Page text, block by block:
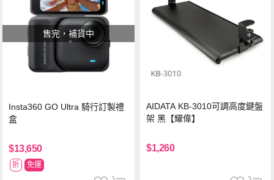
售完，補貨中
Insta360 GO Ultra 騎行訂製禮
盒
$13,650
折 免運
AIDATA KB-3010可調高度鍵盤
架 黑【耀偉】
$1,260